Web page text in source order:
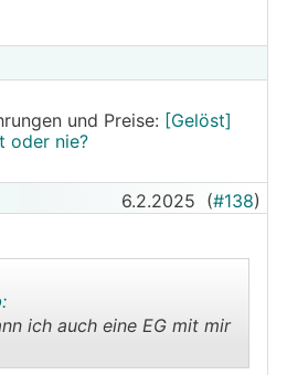
und Preise: [Gelöst]
oder nie?
6.2.2025 (#138)
ich auch eine EG mit mir